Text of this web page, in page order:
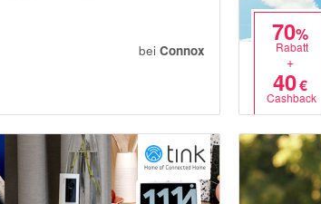
beiConnox
70%
Rabatt
+
40€
Cashback